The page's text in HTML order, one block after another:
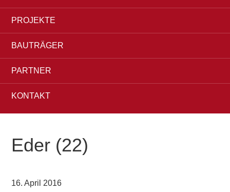
PROJEKTE
BAUTRÄGER
PARTNER
KONTAKT
Eder (22)
16. April 2016